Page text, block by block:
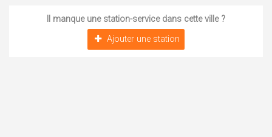
Il manque une station-service dans cette ville ?
Ajouter une station